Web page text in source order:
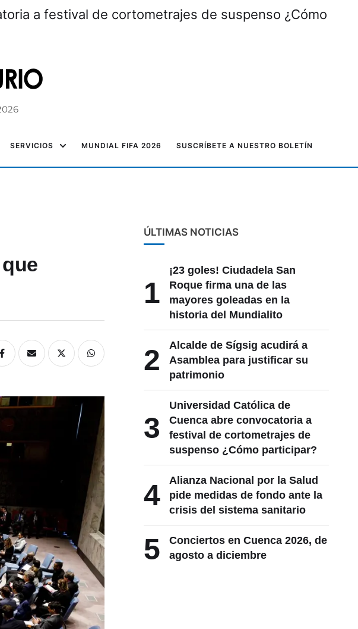
a festival de cortometrajes de suspenso ¿Cómo
SERVICIOS MUNDIAL FIFA 2026 SUSCRÍBETE A NUESTRO BOLETÍN
ÚLTIMAS NOTICIAS
1
¡23 goles! Ciudadela San
Roque firma una de las
mayores goleadas en la
historia del Mundialito
2
Alcalde de Sígsig acudirá a
Asamblea para justificar su
patrimonio
3
Universidad Católica de
Cuenca abre convocatoria a
festival de cortometrajes de
suspenso ¿Cómo participar?
4
Alianza Nacional por la Salud
pide medidas de fondo ante la
crisis del sistema sanitario
5
Conciertos en Cuenca 2026, de
agosto a diciembre